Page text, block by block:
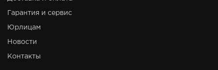
Гарантия и сервис
Юрлицам
Новости
Контакты